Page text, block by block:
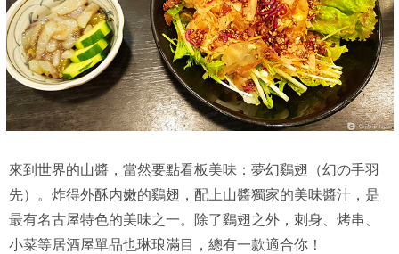
來到世界的山醬，當然要點看板美味：夢幻鷄翅（幻の手羽
先）。炸得外酥内嫩的鷄翅，配上山醬獨家的美味醬汁，是
最有名古屋特色的美味之一。除了鷄翅之外，刺身、烤串、
小菜等居酒屋單品也琳琅滿目，總有一款適合你！